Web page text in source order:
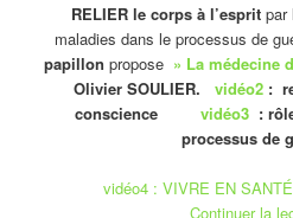
RELIER le corps à l’esprit par
maladies dans le processus de
papillon propose » La médecine
Olivier SOULIER. vidéo2:
conscience vidéo3 :
processus de
vidéo4 : VIVRE EN SANTÉ
Continuer la